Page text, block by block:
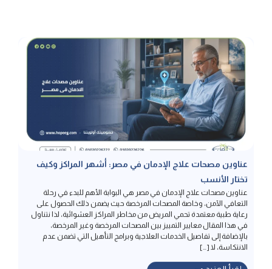
عناوين مصحات علاج الإدمان في مصر: أشهر المراكز وكيف
تختار الأنسب
عناوين مصحات علاج الإدمان في مصر هي البوابة الأهم للبدء في رحلة
التعافي الآمن، وخاصة المصحات المرخصة حيث يضمن ذلك الحصول على
رعاية طبية معتمدة تحمي المريض من مخاطر المراكز العشوائية، لذا نتناول
في هذا المقال معايير التمييز بين المصحات المرخصة وغير المرخصة،
بالإضافة إلى تفاصيل الخدمات العلاجية وبرامج التأهيل التي تضمن عدم
الانتكاسة، لا […]
إقرأ المزيد